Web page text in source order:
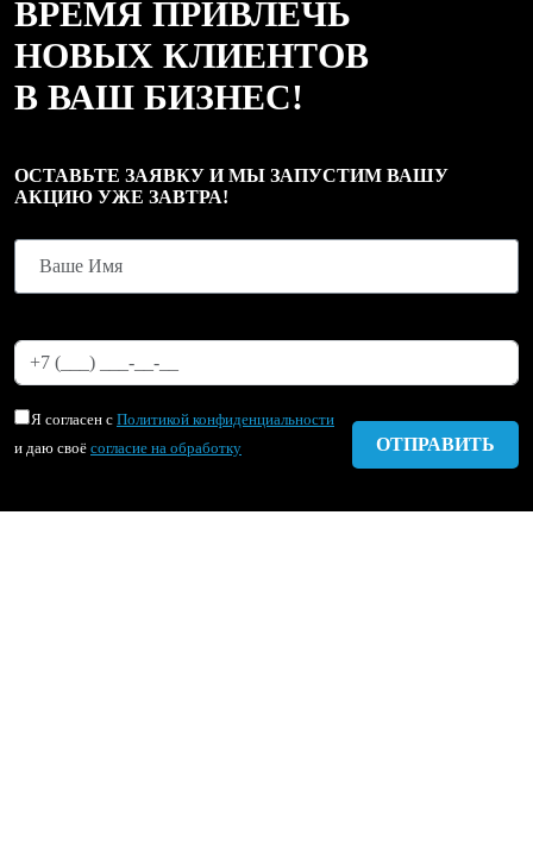
ВРЕМЯ ПРИВЛЕЧЬ
НОВЫХ КЛИЕНТОВ
В ВАШ БИЗНЕС!
ОСТАВЬТЕ ЗАЯВКУ И МЫ ЗАПУСТИМ ВАШУ
АКЦИЮ УЖЕ ЗАВТРА!
Я согласен с Политикой конфиденциальности
и даю своё согласие на обработку